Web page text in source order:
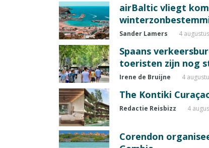
airBaltic vliegt
Sander Lamers 4
Spaans
toeristen zijn nog
Irene de Bruijne 4
The Kontiki
Redactie Reisbizz 4
Corendon